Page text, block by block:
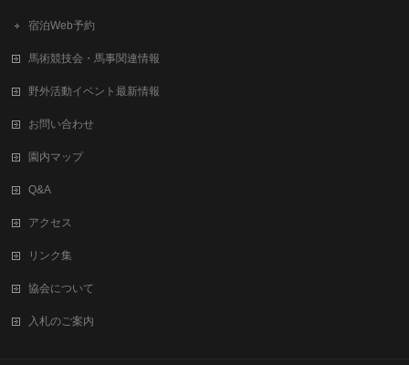
宿泊Web予約
馬術競技会・馬事関連情報
野外活動イベント最新情報
お問い合わせ
園内マップ
Q&A
アクセス
リンク集
協会について
入札のご案内